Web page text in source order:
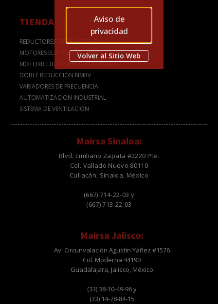
Aviso de
privacidad
Volver al Sitio Web
TIENDA
REDUCTORES DE VELOCIDAD
MOTORES ELÉCTRICOS - WEG
MOTORREDUCTORES INDUSTRIALES
DOBLE REDUCCIÓN NMRV
VARIADORES DE FRECUENCIA
AUTOMATIZACION INDUSTRIAL
SISTEMA DE VENTILACION
Mairsa Sinaloa:
Blvd. Emiliano Zapata #2220 Pte.
Col. Vallado Nuevo 80110
Culiacán, Sinaloa, México
(667) 714-22-03 y
(667) 713-22-03
Mairsa Jalisco:
Av. Circunvalación Agustín Yáñez #1576
Col. Moderna 44190
Guadalajara, Jalisco, México
(33) 38-10-49-96 y
(33) 14-78-84-15